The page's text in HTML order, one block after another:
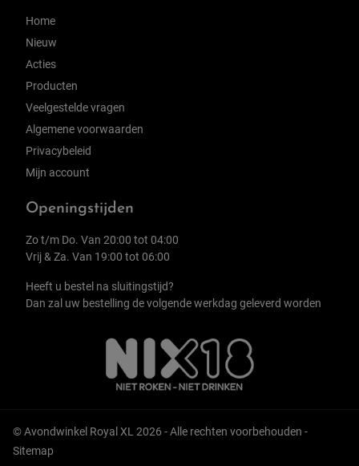
Home
Nieuw
Acties
Producten
Veelgestelde vragen
Algemene voorwaarden
Privacybeleid
Mijn account
Openingstijden
Zo t/m Do. Van 20:00 tot 04:00
Vrij & Za. Van 19:00 tot 06:00
Heeft u bestel na sluitingstijd?
Dan zal uw bestelling de volgende werkdag geleverd worden
© Avondwinkel Royal XL 2026 - Alle rechten voorbehouden -
Sitemap